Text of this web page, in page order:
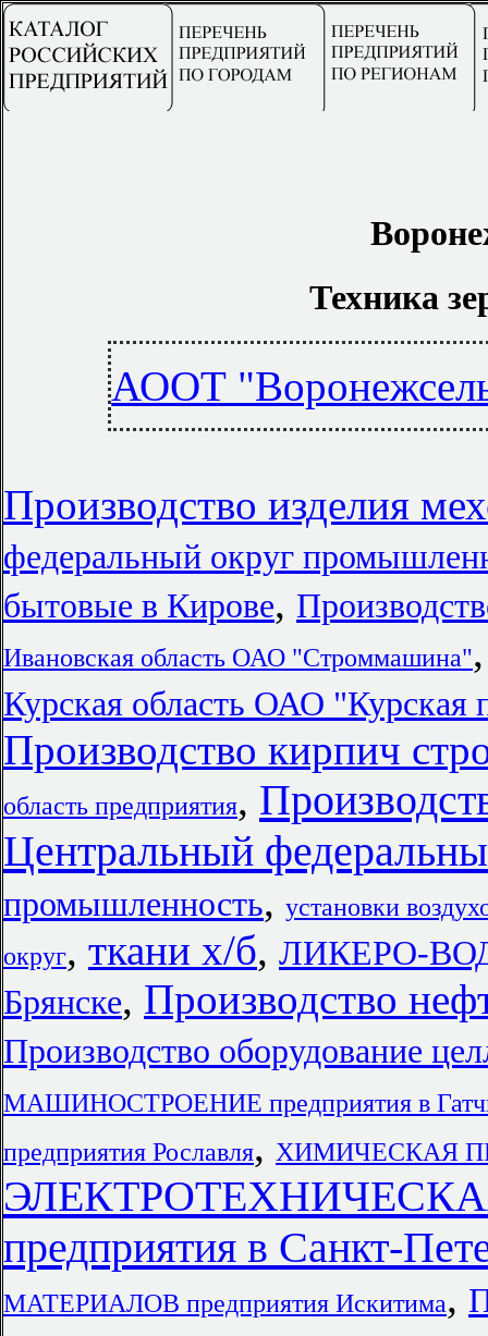
Техника
АООТ
Производство изделия
федеральный округ
бытовые в Кирове,
Ивановская область ОАО "Строммашина"
Курская область ОАО "Курская
Производство кирпич
область предприятия,
Центральный
промышленность, установки
округ, ткани х/б, ЛИКЕРО-
Брянске, Производство
Производство оборудование
МАШИНОСТРОЕНИЕ предприятия в
предприятия Рославля, ХИМИЧЕСКАЯ
предприятия в Санкт-
МАТЕРИАЛОВ предприятия Искитима,